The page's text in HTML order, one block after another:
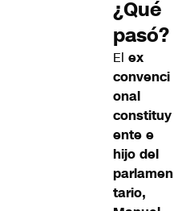
¿Qué
pasó?
El ex
convenci
onal
constituy
ente e
hijo del
parlamen
tario,